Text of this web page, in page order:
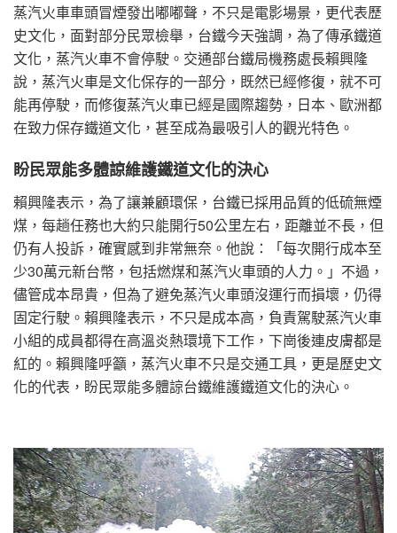
蒸汽火車車頭冒煙發出嘟嘟聲，不只是電影場景，更代表歷
史文化，面對部分民眾檢舉，台鐵今天強調，為了傳承鐵道
文化，蒸汽火車不會停駛。交通部台鐵局機務處長賴興隆
說，蒸汽火車是文化保存的一部分，既然已經修復，就不可
能再停駛，而修復蒸汽火車已經是國際趨勢，日本、歐洲都
在致力保存鐵道文化，甚至成為最吸引人的觀光特色。
盼民眾能多體諒維護鐵道文化的決心
賴興隆表示，為了讓兼顧環保，台鐵已採用品質的低硫無煙
煤，每趟任務也大約只能開行50公里左右，距離並不長，但
仍有人投訴，確實感到非常無奈。他說：「每次開行成本至
少30萬元新台幣，包括燃煤和蒸汽火車頭的人力。」不過，
儘管成本昂貴，但為了避免蒸汽火車頭沒運行而損壞，仍得
固定行駛。賴興隆表示，不只是成本高，負責駕駛蒸汽火車
小組的成員都得在高溫炎熱環境下工作，下崗後連皮膚都是
紅的。賴興隆呼籲，蒸汽火車不只是交通工具，更是歷史文
化的代表，盼民眾能多體諒台鐵維護鐵道文化的決心。